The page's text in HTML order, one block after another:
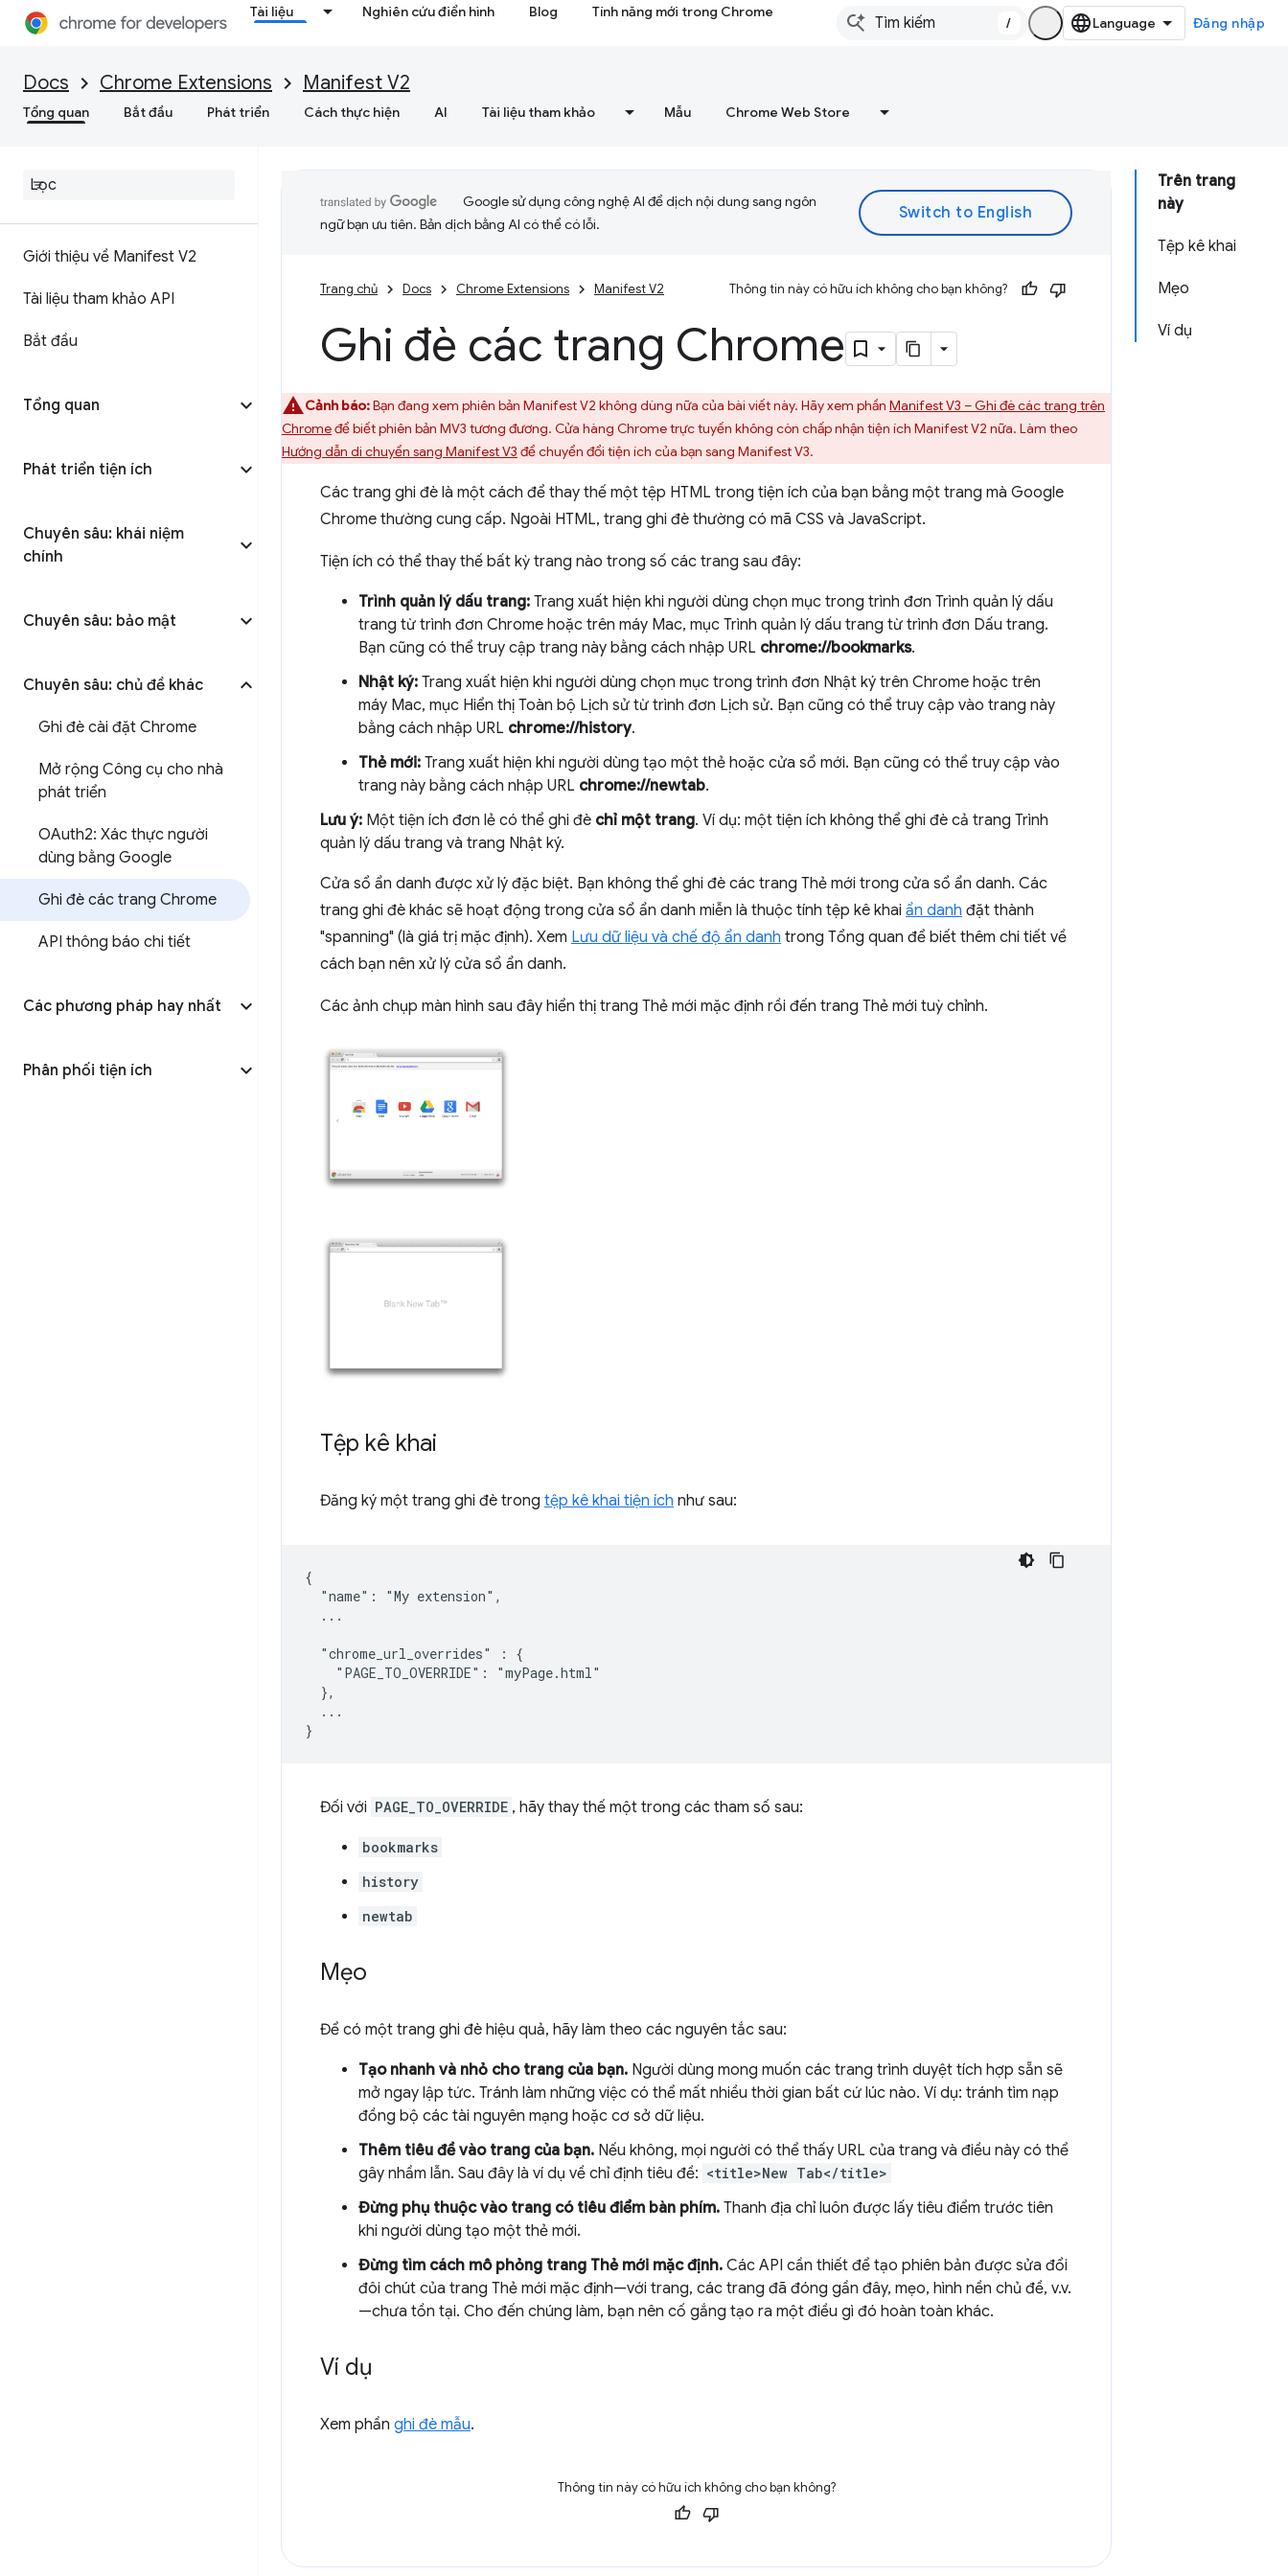
Tài liệu Nghiên cứu điển hình Blog Tính năng mới trong Chrome
/ Đăng nhập
Docs Chrome Extensions Manifest V2
Tổng quan Bắt đầu Phát triển Cách thực hiện AI Tài liệu tham khảo Mẫu Chrome Web Store
Giới thiệu về Manifest V2
Tài liệu tham khảo API
Bắt đầu
Tổng quan
Phát triển tiện ích
Chuyên sâu: khái niệm
chính
Chuyên sâu: bảo mật
Chuyên sâu: chủ đề khác
Ghi đè cài đặt Chrome
Mở rộng Công cụ cho nhà
phát triển
OAuth2: Xác thực người
dùng bằng Google
Ghi đè các trang Chrome
API thông báo chi tiết
Các phương pháp hay nhất
Phân phối tiện ích
Trên trang
này
Tệp kê khai
Mẹo
Ví dụ
Google sử dụng công nghệ AI để dịch nội dung sang ngôn
ngữ bạn ưu tiên. Bản dịch bằng AI có thể có lỗi.
Trang chủ Docs Chrome Extensions Manifest V2 Thông tin này có hữu ích không cho bạn không?
Ghi đè các trang Chrome
Cảnh báo:Bạn đang xem phiên bản Manifest V2 không dùng nữa của bài viết này. Hãy xem phần Manifest V3 – Ghi đè các trang trên
Chromeđể biết phiên bản MV3 tương đương. Cửa hàng Chrome trực tuyến không còn chấp nhận tiện ích Manifest V2 nữa. Làm theo
Hướng dẫn di chuyển sang Manifest V3 để chuyển đổi tiện ích của bạn sang Manifest V3.
Các trang ghi đè là một cách để thay thế một tệp HTML trong tiện ích của bạn bằng một trang mà Google
Chrome thường cung cấp. Ngoài HTML, trang ghi đè thường có mã CSS và JavaScript.
Tiện ích có thể thay thế bất kỳ trang nào trong số các trang sau đây:
Trình quản lý dấu trang: Trang xuất hiện khi người dùng chọn mục trong trình đơn Trình quản lý dấu
trang từ trình đơn Chrome hoặc trên máy Mac, mục Trình quản lý dấu trang từ trình đơn Dấu trang.
Bạn cũng có thể truy cập trang này bằng cách nhập URL chrome://bookmarks.
Nhật ký: Trang xuất hiện khi người dùng chọn mục trong trình đơn Nhật ký trên Chrome hoặc trên
máy Mac, mục Hiển thị Toàn bộ Lịch sử từ trình đơn Lịch sử. Bạn cũng có thể truy cập vào trang này
bằng cách nhập URL chrome://history.
Thẻ mới: Trang xuất hiện khi người dùng tạo một thẻ hoặc cửa sổ mới. Bạn cũng có thể truy cập vào
trang này bằng cách nhập URL chrome://newtab.
Lưu ý: Một tiện ích đơn lẻ có thể ghi đè chỉ một trang. Ví dụ: một tiện ích không thể ghi đè cả trang Trình
quản lý dấu trang và trang Nhật ký.
Cửa sổ ẩn danh được xử lý đặc biệt. Bạn không thể ghi đè các trang Thẻ mới trong cửa sổ ẩn danh. Các
trang ghi đè khác sẽ hoạt động trong cửa sổ ẩn danh miễn là thuộc tính tệp kê khai ẩn danh đặt thành
"spanning" (là giá trị mặc định). Xem Lưu dữ liệu và chế độ ẩn danh trong Tổng quan để biết thêm chi tiết về
cách bạn nên xử lý cửa sổ ẩn danh.
Các ảnh chụp màn hình sau đây hiển thị trang Thẻ mới mặc định rồi đến trang Thẻ mới tuỳ chỉnh.
Tệp kê khai
Đăng ký một trang ghi đè trong tệp kê khai tiện ích như sau:
{
  "name": "My extension",
  ...
  "chrome_url_overrides" : {
    "PAGE_TO_OVERRIDE": "myPage.html"
  },
  ...
Đối với PAGE_TO_OVERRIDE , hãy thay thế một trong các tham số sau:
bookmarks
history
newtab
Mẹo
Để có một trang ghi đè hiệu quả, hãy làm theo các nguyên tắc sau:
Tạo nhanh và nhỏ cho trang của bạn. Người dùng mong muốn các trang trình duyệt tích hợp sẵn sẽ
mở ngay lập tức. Tránh làm những việc có thể mất nhiều thời gian bất cứ lúc nào. Ví dụ: tránh tìm nạp
đồng bộ các tài nguyên mạng hoặc cơ sở dữ liệu.
Thêm tiêu đề vào trang của bạn. Nếu không, mọi người có thể thấy URL của trang và điều này có thể
gây nhầm lẫn. Sau đây là ví dụ về chỉ định tiêu đề: <title>New Tab</title>
Đừng phụ thuộc vào trang có tiêu điểm bàn phím. Thanh địa chỉ luôn được lấy tiêu điểm trước tiên
khi người dùng tạo một thẻ mới.
Đừng tìm cách mô phỏng trang Thẻ mới mặc định. Các API cần thiết để tạo phiên bản được sửa đổi
đôi chút của trang Thẻ mới mặc định—với trang, các trang đã đóng gần đây, mẹo, hình nền chủ đề, v.v.
—chưa tồn tại. Cho đến chúng làm, bạn nên cố gắng tạo ra một điều gì đó hoàn toàn khác.
Ví dụ
Xem phần ghi đè mẫu.
Thông tin này có hữu ích không cho bạn không?